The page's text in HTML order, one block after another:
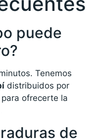
puede
Tenemos
distribuidos por
ofrecerte la
de